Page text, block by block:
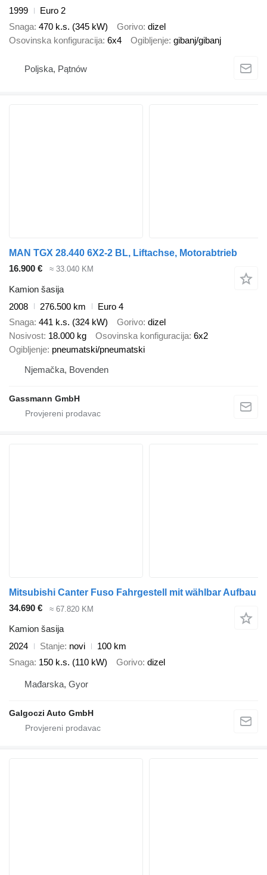
1999
Euro 2
Snaga 470 k.s. (345 kW) Gorivo dizel
Osovinska konfiguracija 6x4 Ogibljenje gibanj/gibanj
Poljska, Pątnów
MAN TGX 28.440 6X2-2 BL, Liftachse, Motorabtrieb
16.900 €
≈ 33.040 KM
Kamion šasija
2008
276.500 km
Euro 4
Snaga 441 k.s. (324 kW) Gorivo dizel
Nosivost 18.000 kg Osovinska konfiguracija 6x2
Ogibljenje pneumatski/pneumatski
Njemačka, Bovenden
Gassmann GmbH
Mitsubishi Canter Fuso Fahrgestell mit wählbar Aufbau
34.690 €
≈ 67.820 KM
Kamion šasija
2024
Stanje novi
100 km
Snaga 150 k.s. (110 kW) Gorivo dizel
Mađarska, Gyor
Galgoczi Auto GmbH